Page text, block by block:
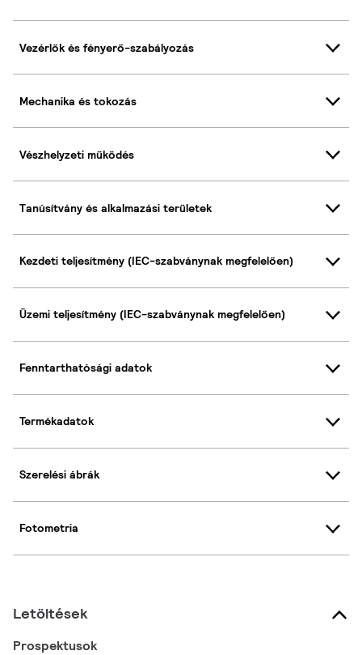
Vezérlők és fényerő-szabályozás
Mechanika és tokozás
Vészhelyzeti működés
Tanúsítvány és alkalmazási területek
Kezdeti teljesítmény (IEC-szabványnak megfelelően)
Üzemi teljesítmény (IEC-szabványnak megfelelően)
Fenntarthatósági adatok
Termékadatok
Szerelési ábrák
Fotometria
Letöltések
Prospektusok